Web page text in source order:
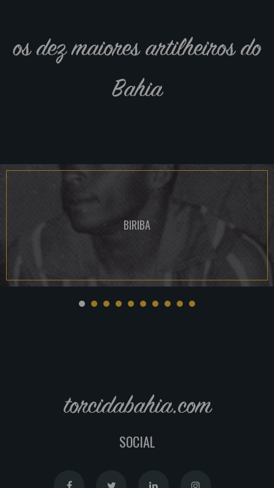
os dez maiores artilheiros do
Bahia
BIRIBA
torcidabahia.com
SOCIAL